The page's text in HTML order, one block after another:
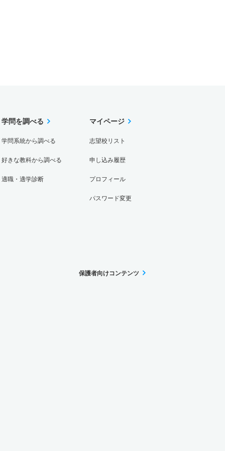
学問を調べる
学問系統から調べる
好きな教科から調べる
適職・適学診断
マイページ
志望校リスト
申し込み履歴
プロフィール
パスワード変更
保護者向けコンテンツ